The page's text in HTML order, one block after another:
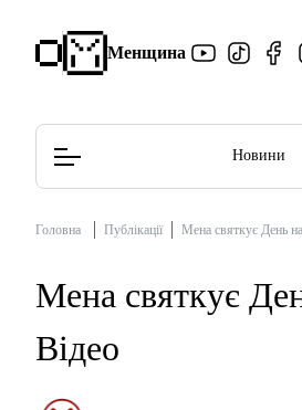
Менщина
Редакційна політика
Новини
Головна Публікації Мена святкує День
Мена святкує
Відео